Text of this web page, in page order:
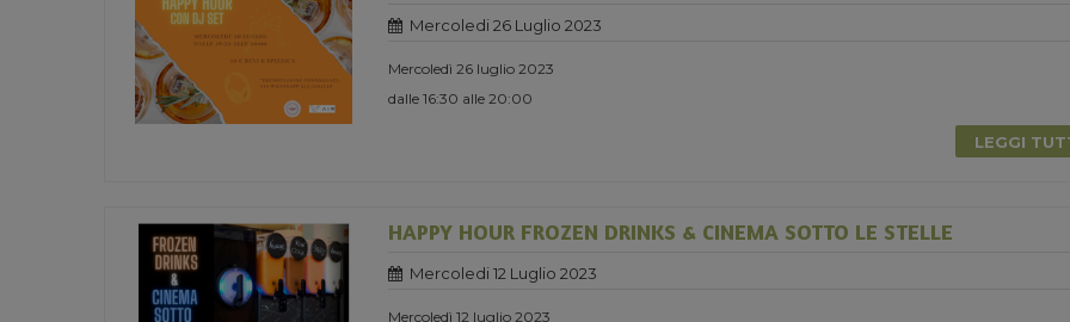
Mercoledi 26 Luglio 2023
Mercoledì 26 luglio 2023
dalle 16:30 alle 20:00
LEGGI
HAPPY HOUR FROZEN DRINKS & CINEMA SOTTO LE STELLE
Mercoledi 12 Luglio 2023
Mercoledì 12 luglio 2023